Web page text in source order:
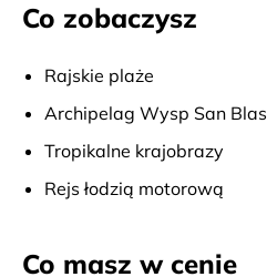
Co zobaczysz
Rajskie plaże
Archipelag Wysp San Blas
Tropikalne krajobrazy
Rejs łodzią motorową
Co masz w cenie